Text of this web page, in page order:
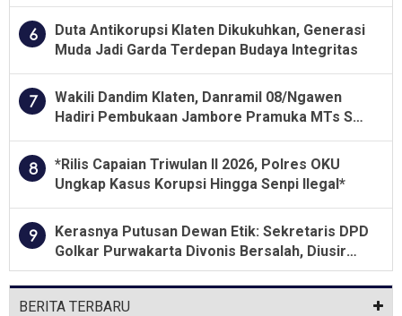
6
Duta Antikorupsi Klaten Dikukuhkan, Generasi
Muda Jadi Garda Terdepan Budaya Integritas
7
Wakili Dandim Klaten, Danramil 08/Ngawen
Hadiri Pembukaan Jambore Pramuka MTs Se-
8
*Rilis Capaian Triwulan II 2026, Polres OKU
Ungkap Kasus Korupsi Hingga Senpi Ilegal*
9
Kerasnya Putusan Dewan Etik: Sekretaris DPD
Golkar Purwakarta Divonis Bersalah, Diusir
Dari Jabatan Selama Empat Tahun
BERITA TERBARU